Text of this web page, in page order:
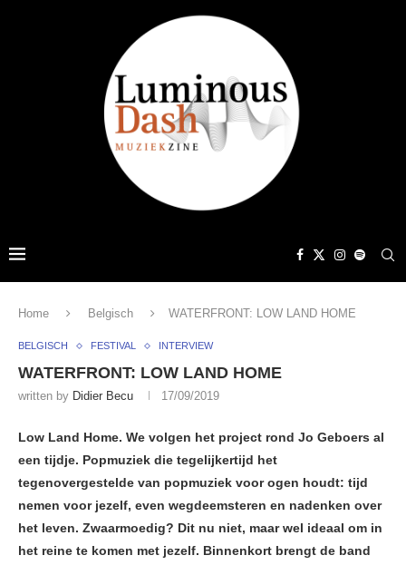
Home Belgisch WATERFRONT: LOW LAND HOME
BELGISCH FESTIVAL INTERVIEW
WATERFRONT: LOW LAND HOME
written by Didier Becu 17/09/2019
Low Land Home. We volgen het project rond Jo Geboers al
een tijdje. Popmuziek die tegelijkertijd het
tegenovergestelde van popmuziek voor ogen houdt: tijd
nemen voor jezelf, even wegdeemsteren en nadenken over
het leven. Zwaarmoedig? Dit nu niet, maar wel ideaal om in
het reine te komen met jezelf. Binnenkort brengt de band